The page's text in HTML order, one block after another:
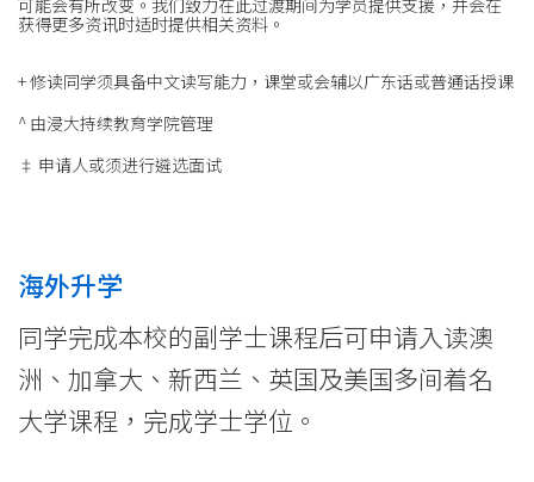
可能会有所改变。我们致力在此过渡期间为学员提供支援，并会在
获得更多资讯时适时提供相关资料。
+ 修读同学须具备中文读写能力，课堂或会辅以广东话或普通话授课
^ 由浸大持续教育学院管理
‡ 申请人或须进行遴选面试
海外升学
同学完成本校的副学士课程后可申请入读澳
洲、加拿大、新西兰、英国及美国多间着名
大学课程，完成学士学位。